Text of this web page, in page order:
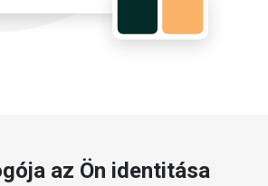
az Ön identitása